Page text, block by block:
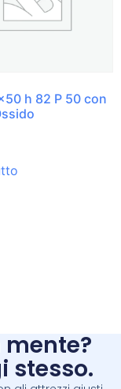
h 82 P 50 con
stesso.